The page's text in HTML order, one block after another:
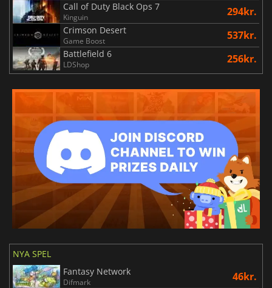
Call of Duty Black Ops 7
Kinguin 294kr.
Crimson Desert
Game Boost 537kr.
Battlefield 6
LDShop 256kr.
NYA SPEL
Fantasy Network
Difmark 46kr.